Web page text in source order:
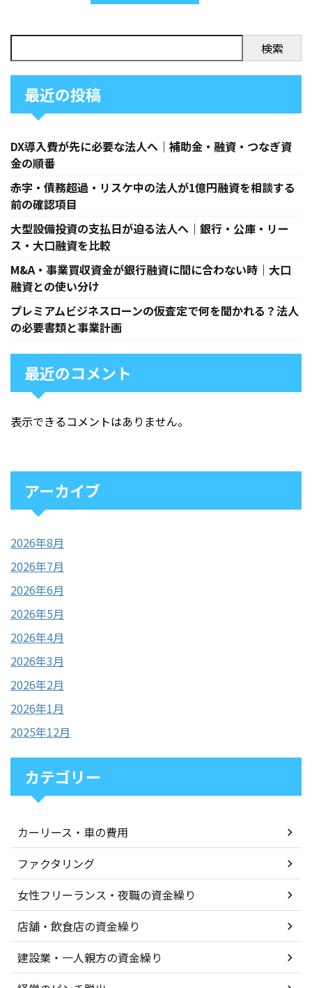
検索
最近の投稿
DX導入費が先に必要な法人へ｜補助金・融資・つなぎ資
金の順番
赤字・債務超過・リスケ中の法人が1億円融資を相談する
前の確認項目
大型設備投資の支払日が迫る法人へ｜銀行・公庫・リー
ス・大口融資を比較
M&A・事業買収資金が銀行融資に間に合わない時｜大口
融資との使い分け
プレミアムビジネスローンの仮査定で何を聞かれる？法人
の必要書類と事業計画
最近のコメント
表示できるコメントはありません。
アーカイブ
2026年8月
2026年7月
2026年6月
2026年5月
2026年4月
2026年3月
2026年2月
2026年1月
2025年12月
カテゴリー
カーリース・車の費用
ファクタリング
女性フリーランス・夜職の資金繰り
店舗・飲食店の資金繰り
建設業・一人親方の資金繰り